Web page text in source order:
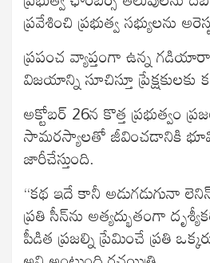
ప్రవేశించి ప్రభుత్వ సభ్యులను
ప్రపంచ వ్యాప్తంగా ఉన్న
విజయాన్ని సూచిస్తూ
అక్టోబర్‍ 26న కొత్త ప్రభుత్వం
సామరస్యాలతో జీవించడానికి
జారీచేస్తుంది.
“కథ ఇదే కానీ అడుగడుగునా
ప్రతి సీన్‍ను అత్యద్భుతంగా
పీడిత ప్రజల్ని ప్రేమించే ప్రతి